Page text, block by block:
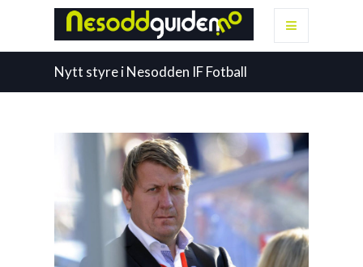
Nytt styre i Nesodden IF Fotball